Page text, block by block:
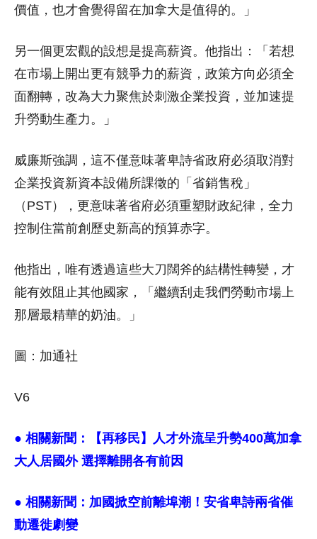
價值，也才會覺得留在加拿大是值得的。」
另一個更宏觀的設想是提高薪資。他指出：「若想
在市場上開出更有競爭力的薪資，政策方向必須全
面翻轉，改為大力聚焦於刺激企業投資，並加速提
升勞動生產力。」
威廉斯強調，這不僅意味著卑詩省政府必須取消對
企業投資新資本設備所課徵的「省銷售稅」
（PST），更意味著省府必須重塑財政紀律，全力
控制住當前創歷史新高的預算赤字。
他指出，唯有透過這些大刀闊斧的結構性轉變，才
能有效阻止其他國家，「繼續刮走我們勞動市場上
那層最精華的奶油。」
圖：加通社
V6
● 相關新聞：
【再移民】人才外流呈升勢400萬加拿
大人居國外 選擇離開各有前因
● 相關新聞： 加國掀空前離埠潮！安省卑詩兩省催
動遷徙劇變